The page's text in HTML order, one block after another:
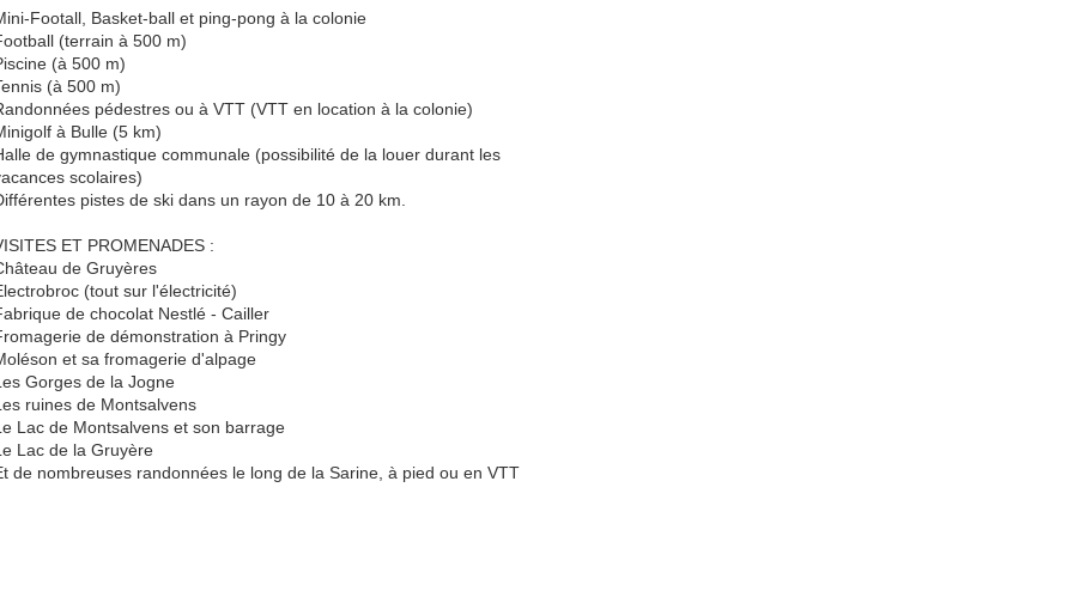
Footall, Basket-ball et ping-pong à la colonie
(terrain à 500 m)
(à 500 m)
(à 500 m)
pédestres ou à VTT (VTT en location à la colonie)
à Bulle (5 km)
de gymnastique communale (possibilité de la louer durant les
scolaires)
pistes de ski dans un rayon de 10 à 20 km.
ET PROMENADES :
de Gruyères
(tout sur l'électricité)
de chocolat Nestlé - Cailler
de démonstration à Pringy
et sa fromagerie d'alpage
Gorges de la Jogne
ruines de Montsalvens
Lac de Montsalvens et son barrage
Lac de la Gruyère
de nombreuses randonnées le long de la Sarine, à pied ou en VTT